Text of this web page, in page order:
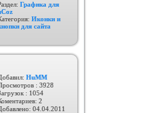
Графика для
Иконки и
для сайта
HuMM
: 3928
: 1054
2
04.04.2011